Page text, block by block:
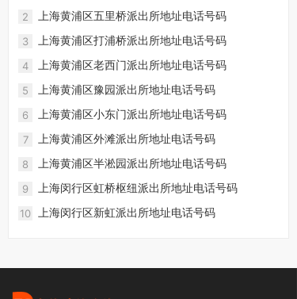
2 上海黄浦区五里桥派出所地址电话号码
3 上海黄浦区打浦桥派出所地址电话号码
4 上海黄浦区老西门派出所地址电话号码
5 上海黄浦区豫园派出所地址电话号码
6 上海黄浦区小东门派出所地址电话号码
7 上海黄浦区外滩派出所地址电话号码
8 上海黄浦区半淞园派出所地址电话号码
9 上海闵行区虹桥枢纽派出所地址电话号码
10 上海闵行区新虹派出所地址电话号码